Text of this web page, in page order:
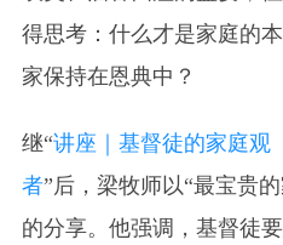
得思考：什么才是家庭的
家保持在恩典中？
继“讲座｜基督徒的家庭观
者”后，梁牧师以“最宝贵
的分享。他强调，基督徒